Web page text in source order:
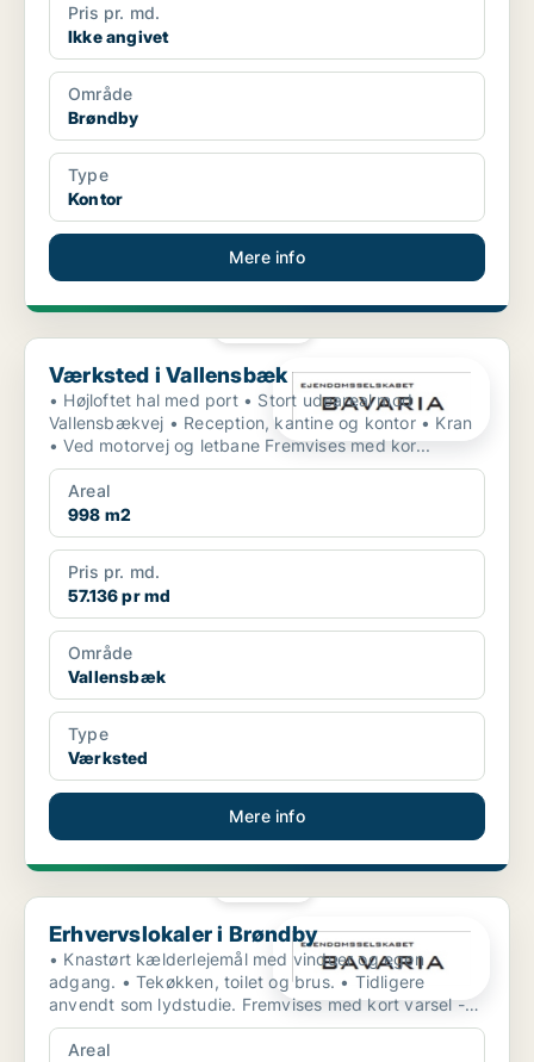
Pris pr. md.
Ikke angivet
Område
Brøndby
Type
Kontor
Mere info
Værksted i Vallensbæk
Værksted i Vallensbæk
• Højloftet hal med port • Stort udeareal mod
Vallensbækvej • Reception, kantine og kontor • Kran
• Ved motorvej og letbane Fremvises med kor...
Areal
998 m2
Pris pr. md.
57.136 pr md
Område
Vallensbæk
Type
Værksted
Mere info
Erhvervslokaler i Brøndby
Erhvervslokaler i Brøndby
• Knastørt kælderlejemål med vinduer og egen
adgang. • Tekøkken, toilet og brus. • Tidligere
anvendt som lydstudie. Fremvises med kort varsel -
ogs...
Areal